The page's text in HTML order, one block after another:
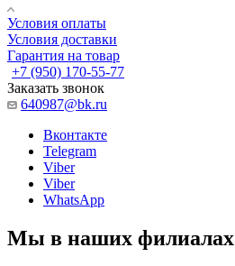
Условия оплаты
Условия доставки
Гарантия на товар
+7 (950) 170-55-77
Заказать звонок
640987@bk.ru
Вконтакте
Telegram
Viber
Viber
WhatsApp
Мы в наших филиалах